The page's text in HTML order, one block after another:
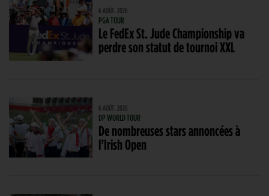
6 AOÛT. 2026
PGA TOUR
Le FedEx St. Jude Championship va
perdre son statut de tournoi XXL
6 AOÛT. 2026
DP WORLD TOUR
De nombreuses stars annoncées à
l’Irish Open